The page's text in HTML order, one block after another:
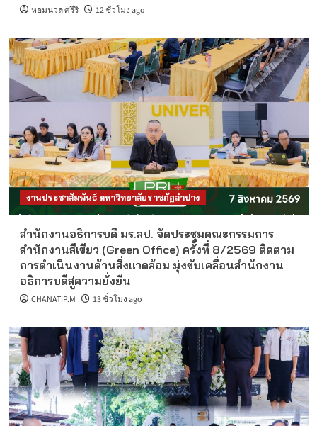
หอมนวล ศรีริ 12 ชั่วโมง ago
งานประชาสัมพันธ์ มหาวิทยาลัยราชภัฏลำปาง
สำนักงานอธิการบดี มร.ลป. จัดประชุมคณะกรรมการ
สำนักงานสีเขียว (Green Office) ครั้งที่ 8/2569 ติดตาม
การดำเนินงานด้านสิ่งแวดล้อม มุ่งขับเคลื่อนสำนักงาน
อธิการบดีสู่ความยั่งยืน
CHANATIP.M 13 ชั่วโมง ago